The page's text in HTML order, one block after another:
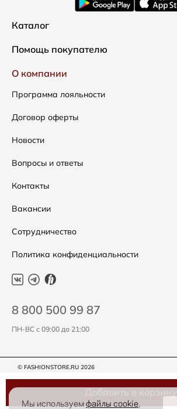
Добавить в корзину
Каталог
Новинки
Одежда
Сумки
Аксессуары
Распродажа
Подарочные сертификаты
Помощь покупателю
Доставка и оплата
Как оформить заказ
Условия возвратов
Таблица размеров
Уход за одеждой
О компании
Программа лояльности
Договор оферты
Новости
Вопросы и ответы
Контакты
Вакансии
Сотрудничество
Политика конфиденциальности
8 800 500 99 87
ПН-ВС с 09:00 до 21:00
© FASHIONSTORE.RU 2026
Мы используемфайлы cookie